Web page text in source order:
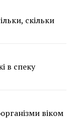
скільки
в спеку
віком